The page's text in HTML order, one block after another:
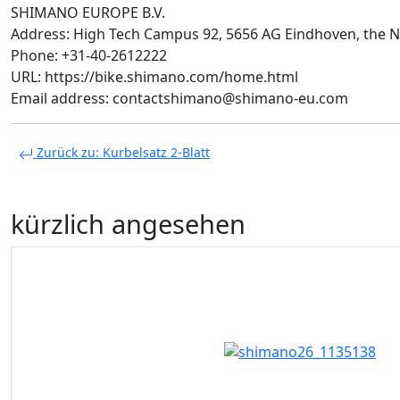
SHIMANO EUROPE B.V.
Address: High Tech Campus 92, 5656 AG Eindhoven, the
Phone: +31-40-2612222
URL: https://bike.shimano.com/home.html
Email address: contactshimano@shimano-eu.com
Zurück zu: Kurbelsatz 2-Blatt
kürzlich angesehen